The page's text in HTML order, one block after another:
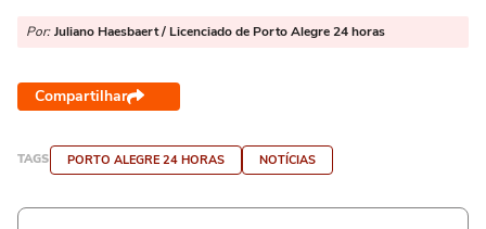
Por: Juliano Haesbaert / Licenciado de Porto Alegre 24 horas
Compartilhar
TAGS PORTO ALEGRE 24 HORAS NOTÍCIAS